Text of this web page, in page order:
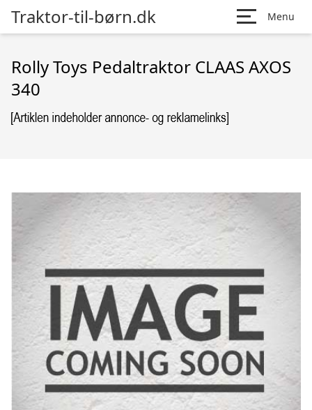
Traktor-til-børn.dk Menu
Rolly Toys Pedaltraktor CLAAS AXOS
340